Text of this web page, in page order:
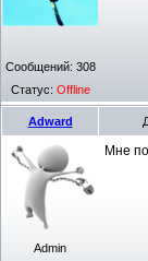
Сообщений: 308
Статус: Offline
Adward
Admin
Мне